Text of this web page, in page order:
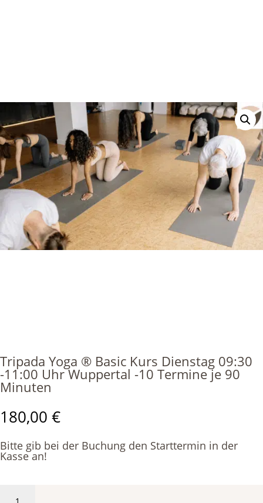
Tripada Yoga ® Basic Kurs Dienstag 09:30
-11:00 Uhr Wuppertal -10 Termine je 90
Minuten
180,00 €
Bitte gib bei der Buchung den Starttermin in der
Kasse an!